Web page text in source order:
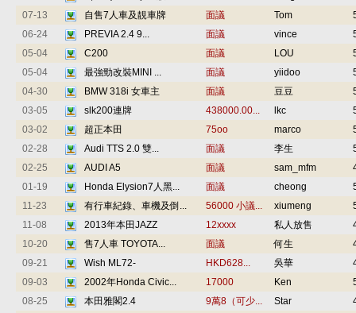
07-13
自售7人車及靚車牌 面議 Tom
06-24
PREVIA 2.4 9... 面議 vince
05-04
C200 面議 LOU
05-04
最強勁改裝MINI ... 面議 yiidoo
04-30
BMW 318i 女車主 面議 豆豆
03-05
slk200連牌 438000.00... lkc
03-02
超正本田 75oo marco
02-28
Audi TTS 2.0 雙... 面議 李生
02-25
AUDI A5 面議 sam_mfm
01-19
Honda Elysion7人黑... 面議 cheong
11-23
有行車紀錄、車機及倒... 56000 小議... xiumeng
11-08
2013年本田JAZZ 12xxxx 私人放售
10-20
售7人車 TOYOTA... 面議 何生
09-21
Wish ML72- HKD628... 吳華
09-03
2002年Honda Civic... 17000 Ken
08-25
本田雅閣2.4 9萬8（可少... Star